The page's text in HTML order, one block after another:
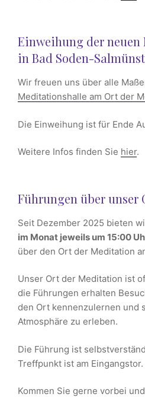
Einweihung der
in Bad Soden-
Wir freuen uns über alle
Meditationshalle am Ort der
Die Einweihung ist für Ende
Weitere Infos finden Sie hier.
Führungen über unser
Seit Dezember 2025 bieten
im Monat jeweils um 15:00
über den Ort der Meditation
Unser Ort der Meditation ist
die Führungen erhalten
den Ort kennenzulernen und
Atmosphäre zu erleben.
Die Führung ist
Treffpunkt ist am Eingangstor.
Kommen Sie gerne vorbei